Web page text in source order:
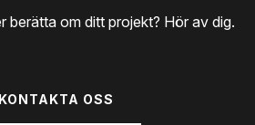
berätta om ditt projekt? Hör av dig.
KONTAKTA OSS